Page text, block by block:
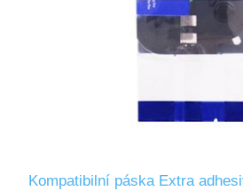
Kompatibilní páska Extra